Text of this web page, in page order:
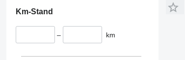
Km-Stand
– km